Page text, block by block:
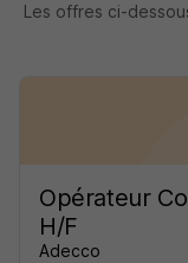
Les offres ci-
Opérateur
H/F
Adecco